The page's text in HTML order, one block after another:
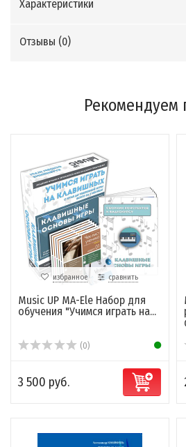
Характеристики
Отзывы (0)
Рекомендуем
избранное сравнить
Music UP MA-Ele Набор для
обучения "Учимся играть на...
(0)
3 500 руб.